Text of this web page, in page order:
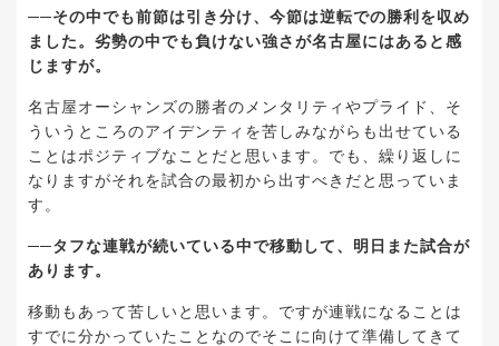
──その中でも前節は引き分け、今節は逆転での勝利を収め
ました。劣勢の中でも負けない強さが名古屋にはあると感
じますが。
名古屋オーシャンズの勝者のメンタリティやプライド、そ
ういうところのアイデンティを苦しみながらも出せている
ことはポジティブなことだと思います。でも、繰り返しに
なりますがそれを試合の最初から出すべきだと思っていま
す。
──タフな連戦が続いている中で移動して、明日また試合が
あります。
移動もあって苦しいと思います。ですが連戦になることは
すでに分かっていたことなのでそこに向けて準備してきて